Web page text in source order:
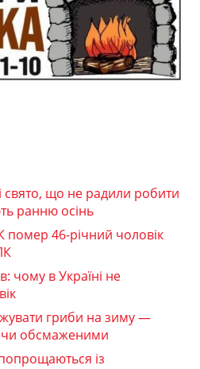
свято, що не радили робити
ранню осінь
46-річний чоловік
чому в Україні не
гриби на зиму —
обсмаженими
із